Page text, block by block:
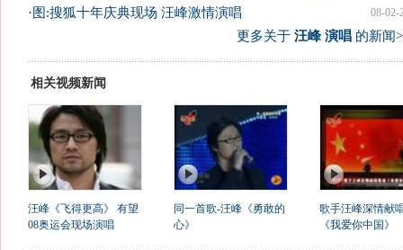
08-02-
· 图:搜狐十年庆典现场 汪峰激情演唱
更多关于 汪峰 演唱的新闻
相关视频新闻
汪峰《飞得更高》 有望
08奥运会现场演唱
同一首歌-汪峰《勇敢的
心》
歌手汪峰深情献
《我爱你中国》